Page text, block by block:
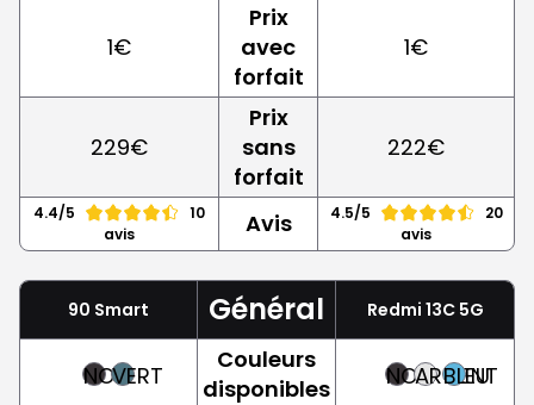
1€
Prix
avec
forfait
1€
229€
Prix
sans
forfait
222€
4.4/5
10
avis
Avis 4.5/5
20
avis
90 Smart Général Redmi 13C 5G
NOIRVERT
Couleurs
disponibles
NOIRARGENT
BLEU